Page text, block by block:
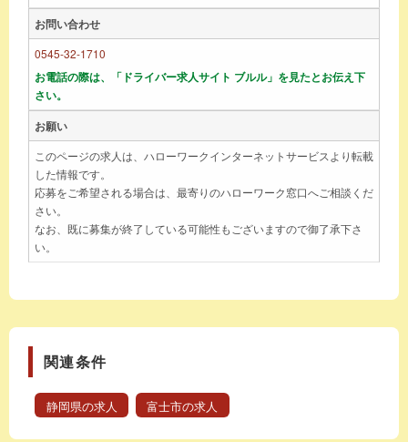
お問い合わせ
0545-32-1710
お電話の際は、「ドライバー求人サイト ブルル」を見たとお伝え下
さい。
お願い
このページの求人は、ハローワークインターネットサービスより転載
した情報です。
応募をご希望される場合は、最寄りのハローワーク窓口へご相談くだ
さい。
なお、既に募集が終了している可能性もございますので御了承下さ
い。
関連条件
静岡県の求人 富士市の求人